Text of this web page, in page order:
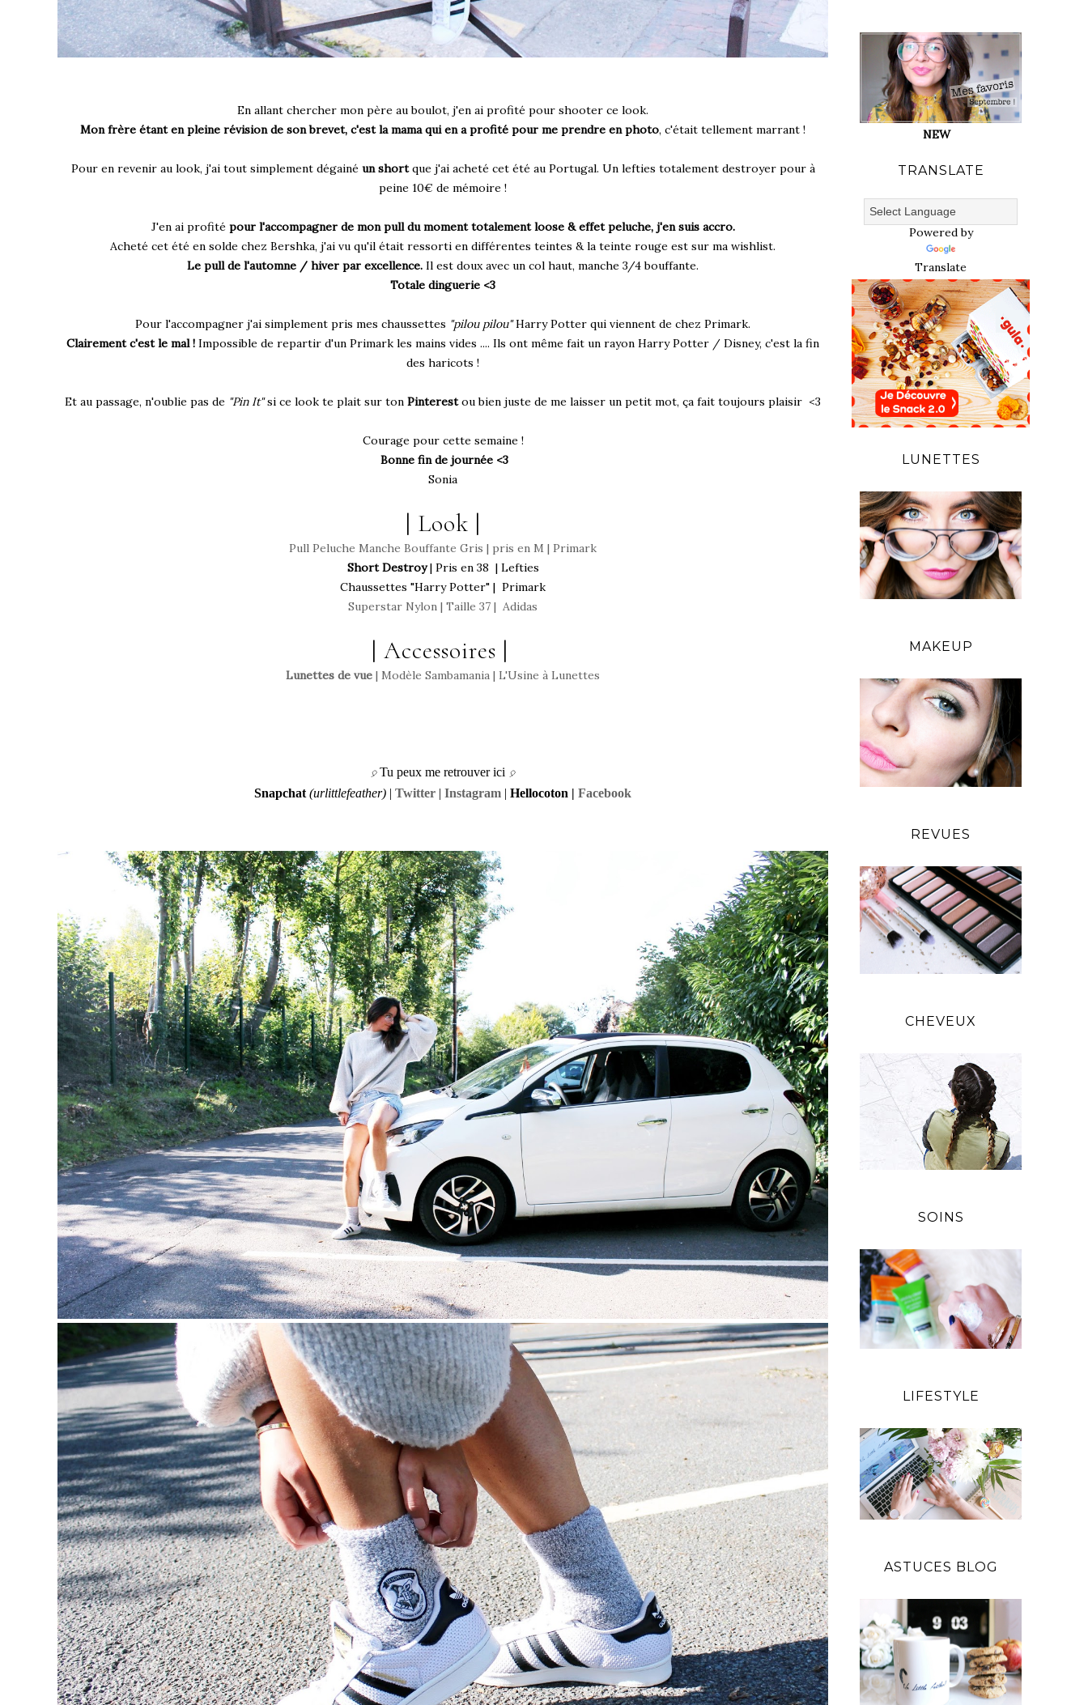
En allant chercher mon père au boulot, j'en ai profité pour shooter ce look.
Mon frère étant en pleine révision de son brevet, c'est la mama qui en a profité pour me prendre en photo, c'était tellement marrant !
Pour en revenir au look, j'ai tout simplement dégainé un shortque j'ai acheté cet été au Portugal. Un lefties totalement destroyer pour à
peine 10€ de mémoire !
J'en ai profité pour l'accompagner de mon pull du moment totalement loose & effet peluche, j'en suis accro.
Acheté cet été en solde chez Bershka, j'ai vu qu'il était ressorti en différentes teintes & la teinte rouge est sur ma wishlist.
Le pull de l'automne / hiver par excellence. Il est doux avec un col haut, manche 3/4 bouffante.
Totale dinguerie <3
Pour l'accompagner j'ai simplement pris mes chaussettes "pilou pilou"Harry Potter qui viennent de chez Primark.
Clairement c'est le mal ! Impossible de repartir d'un Primark les mains vides .... Ils ont même fait un rayon Harry Potter / Disney, c'est la fin
des haricots !
Et au passage, n'oublie pas de "Pin It"si ce look te plait sur ton Pinterestou bien juste de me laisser un petit mot, ça fait toujours plaisir <3
Courage pour cette semaine !
Bonne fin de journée <3
Sonia
| Look |
Pull Peluche Manche Bouffante Gris | pris en M | Primark
Short Destroy| Pris en 38 | Lefties
Chaussettes "Harry Potter" | Primark
Superstar Nylon | Taille 37 | Adidas
| Accessoires |
Lunettes de vue | Modèle Sambamania | L'Usine à Lunettes
🎈 Tu peux me retrouver ici 🎈
Snapchat (urlittlefeather) | Twitter | Instagram | Hellocoton | Facebook
NEW
TRANSLATE
Powered by
Translate
LUNETTES
MAKEUP
REVUES
CHEVEUX
SOINS
LIFESTYLE
ASTUCES BLOG